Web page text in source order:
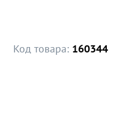
Код товара: 160344